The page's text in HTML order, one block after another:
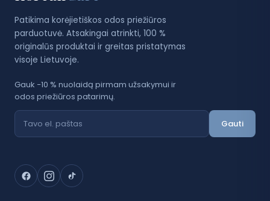
Patikima korėjietiškos odos priežiūros
parduotuvė. Atsakingai atrinkti, 100 %
originalūs produktai ir greitas pristatymas
visoje Lietuvoje.
Gauk −10 % nuolaidą pirmam užsakymui ir
odos priežiūros patarimų.
Gauti